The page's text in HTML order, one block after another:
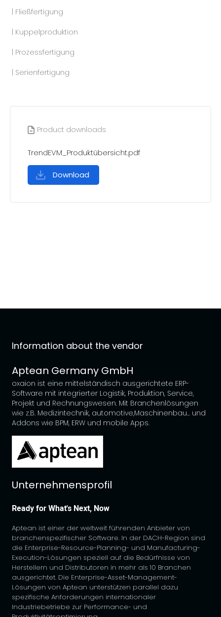
| Fließfertigung
| Kuppelproduktion
| Prozessfertigung
| Serienfertigung
Product downloads
TrendEVM_Produktübersicht.pdf
Download
Information about the vendor
Aptean Germany GmbH
oxaion ist eine mittelständisch ausgerichtete ERP-
Software mit integrierter Logistik, Produktion, Service,
Projekt und Rechnungswesen. Mit Branchenlösungen
wie z.B. Medizintechnik, automotive,Maschinenbau... und
Addons wie BPM, ERW und mobile Apps.
Unternehmensprofil
Ready for What's Next, Now
Aptean ist einer der weltweit führenden Anbieter von
branchenspezifischer Software. In der DACH-Region sind
die Enterprise-Resource-Planning- und Manufacturing-
Execution-Lösungen speziell auf die Bedürfnisse von
Herstellern und Distributoren in mehr als 10 Branchen
ausgerichtet. Die Enterprise-Asset-Management-
Lösungen von Aptean unterstützen parallel dazu
spezifische Anforderungen internationaler
Industriebetriebe zur Performance- und